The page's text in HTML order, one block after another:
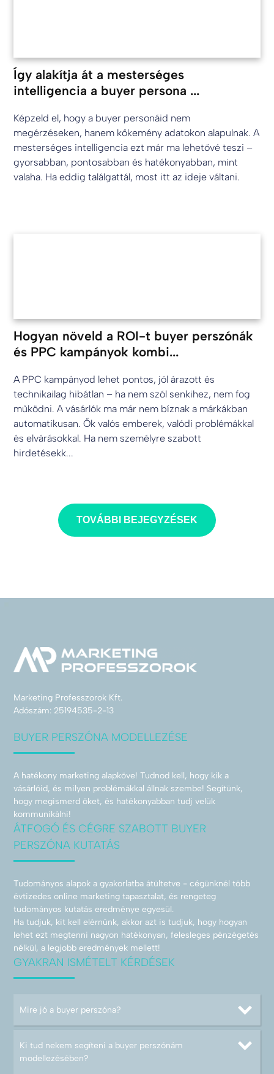
Így alakítja át a mesterséges
intelligencia a buyer persona ...
Képzeld el, hogy a buyer personáid nem
megérzéseken, hanem kőkemény adatokon alapulnak. A
mesterséges intelligencia ezt már ma lehetővé teszi –
gyorsabban, pontosabban és hatékonyabban, mint
valaha. Ha eddig találgattál, most itt az ideje váltani.
Hogyan növeld a ROI-t buyer perszónák
és PPC kampányok kombi...
A PPC kampányod lehet pontos, jól árazott és
technikailag hibátlan – ha nem szól senkihez, nem fog
működni. A vásárlók ma már nem bíznak a márkákban
automatikusan. Ők valós emberek, valódi problémákkal
és elvárásokkal. Ha nem személyre szabott
hirdetésekk...
TOVÁBBI BEJEGYZÉSEK
Marketing Professzorok Kft.
Adószám: 25194535-2-13
BUYER PERSZÓNA MODELLEZÉSE
A hatékony marketing alapköve! Tudnod kell, hogy kik a
vásárlóid, és milyen problémákkal állnak szembe! Segítünk,
hogy megismerd őket, és hatékonyabban tudj velük
kommunikálni!
ÁTFOGÓ ÉS CÉGRE SZABOTT BUYER
PERSZÓNA KUTATÁS
Tudományos alapok a gyakorlatba átültetve - cégünknél több
évtizedes online marketing tapasztalat, és rengeteg
tudományos kutatás eredménye egyesül.
Ha tudjuk, kit kell elérnünk, akkor azt is tudjuk, hogy hogyan
lehet ezt megtenni nagyon hatékonyan, felesleges pénzégetés
nélkül, a legjobb eredmények mellett!
GYAKRAN ISMÉTELT KÉRDÉSEK
Mire jó a buyer perszóna?
Ki tud nekem segíteni a buyer perszónám
modellezésében?